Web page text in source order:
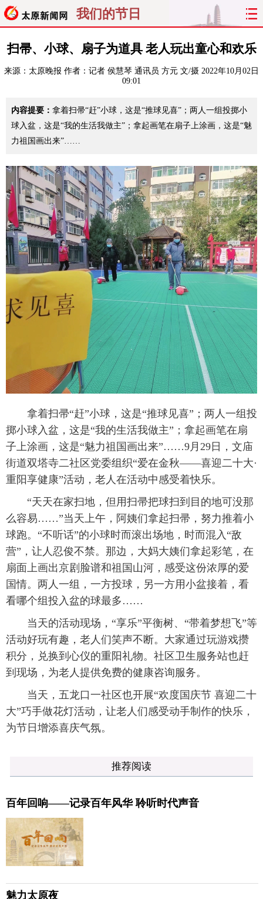
我们的节日
首页 聚焦 太原 山西
经济 关注 文明 出行
太原日报 太原晚报 热评 社区
扫帚、小球、扇子为道具 老人玩出童心和欢乐
来源： 太原晚报 作者：记者 侯慧琴 通讯员 方元 文/摄 2022年10月02日
09:01
内容提要： 拿着扫帚“赶”小球，这是“推球见喜”；两人一组投掷小
球入盆，这是“我的生活我做主”；拿起画笔在扇子上涂画，这是“魅
力祖国画出来”……
拿着扫帚“赶”小球，这是“推球见喜”；两人一组投
掷小球入盆，这是“我的生活我做主”；拿起画笔在扇
子上涂画，这是“魅力祖国画出来”……9月29日，文庙
街道双塔寺二社区党委组织“爱在金秋——喜迎二十大·
重阳享健康”活动，老人在活动中感受着快乐。
“天天在家扫地，但用扫帚把球扫到目的地可没那
么容易……”当天上午，阿姨们拿起扫帚，努力推着小
球跑。“不听话”的小球时而滚出场地，时而混入“敌
营”，让人忍俊不禁。那边，大妈大姨们拿起彩笔，在
扇面上画出京剧脸谱和祖国山河，感受这份浓厚的爱
国情。两人一组，一方投球，另一方用小盆接着，看
看哪个组投入盆的球最多……
当天的活动现场，“享乐”平衡树、“带着梦想飞”等
活动好玩有趣，老人们笑声不断。大家通过玩游戏攒
积分，兑换到心仪的重阳礼物。社区卫生服务站也赶
到现场，为老人提供免费的健康咨询服务。
当天，五龙口一社区也开展“欢度国庆节 喜迎二十
大”巧手做花灯活动，让老人们感受动手制作的快乐，
为节日增添喜庆气氛。
推荐阅读
百年回响——记录百年风华 聆听时代声音
魅力太原夜